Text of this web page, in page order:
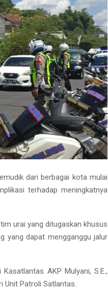
dari berbagai kota mulai
terhadap meningkatnya
urai yang ditugaskan khusus
yang dapat mengganggu jalur
AKP Mulyani, S.E.,
Unit Patroli Satlantas.